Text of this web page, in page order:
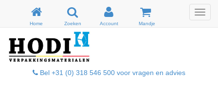
Bel +31 (0) 318 546 500 voor vragen en advies
Home Zoeken Account Mandje
Menu